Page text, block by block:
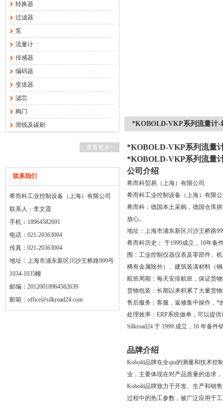
转换器
过滤器
泵
流量计
传感器
编码器
变送器
滤芯
阀门
滑线及碳刷
查看更多+
联系我们
希而科工业控制设备（上海）有限公司
联系人：李文霞
手机：18964582691
电话：021-20363004
传真：021-20363004
地址：上海市浦东新区川沙王桥路999号
1034-1035幢
邮编：20120018964582639
邮箱： office@silkroad24.com
*KOBOLD-VKP系列流量计-
*KOBOLD-VKP系列流量
*KOBOLD-VKP系列流量
公司介绍
希而科贸易（上海）有限公司
希而科工业控制设备（上海）有限
希而科：德国本土采购，德国仓库
放心。
地址：上海市浦东新区川沙王桥路
希而科历史： 于1999成立，16年备
围：工业控制仪器仪表及零部件、
稀有金属除外）、建筑装潢材料（
航班周期：每天安排航班，保证货
货物包装：长期以来积累了大量货
售后服务：客服，返修集中操作，*
处理效率：ERP系统做单，可以提
Silkroad24 于 1999 成立，16 年备
品牌介绍
Kobold品牌在全qiu的测量和技术控
业，主要体现在对产品质量的追求
Kobold品牌致力于开发、生产和销
过程中的热工参数，被广泛应用于